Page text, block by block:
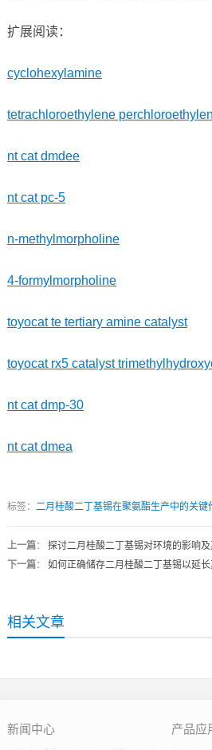
扩展阅读：
cyclohexylamine
tetrachloroethylene
nt cat dmdee
nt cat pc-5
n-methylmorpholine
4-formylmorpholine
toyocat te tertiary amine catalyst
toyocat rx5 catalyst
nt cat dmp-30
nt cat dmea
标签： 二月桂酸二丁基锡在聚氨酯生产中的关键
上一篇： 探讨二月桂酸二丁基锡对环境的影响
下一篇： 如何正确储存二月桂酸二丁基锡以延
相关文章
新闻中心 产品应